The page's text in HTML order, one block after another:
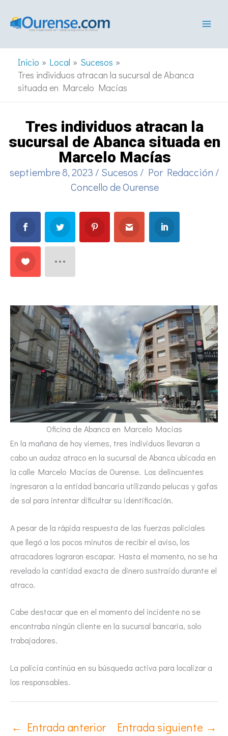
Inicio Local
Sucesos
Tres individuos atracan la sucursal de Abanca
situada en Marcelo Macías
Tres individuos atracan la
sucursal de Abanca situada en
Marcelo Macías
septiembre 8, 2023 / Sucesos / Por Redacción /
Concello de Ourense
Oficina de Abanca en Marcelo Macías
En la mañana de hoy viernes, tres individuos llevaron a
cabo un audaz atraco en la sucursal de Abanca ubicada en
la calle Marcelo Macías de Ourense. Los delincuentes
ingresaron a la entidad bancaria utilizando pelucas y gafas
de sol para intentar dificultar su identificación.
A pesar de la rápida respuesta de las fuerzas policiales
que llegó a los pocos minutos de recibir el aviso, los
atracadores lograron escapar. Hasta el momento, no se ha
revelado la cantidad exacta de dinero sustraído durante el
atraco.
Cabe destacar que en el momento del incidente no se
encontraba ningún cliente en la sucursal bancaria, solo
trabajadores.
La policía continúa en su búsqueda activa para localizar a
los responsables.
← Entrada anterior Entrada siguiente →